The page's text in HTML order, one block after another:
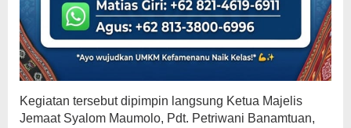
Kegiatan tersebut dipimpin langsung Ketua Majelis
Jemaat Syalom Maumolo, Pdt. Petriwani Banamtuan,